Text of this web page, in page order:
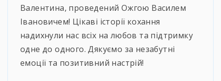
Валентина, проведений Ожгою Василем
Івановичем! Цікаві історії кохання
надихнули нас всіх на любов та підтримку
одне до одного. Дякуємо за незабутні
емоції та позитивний настрій!